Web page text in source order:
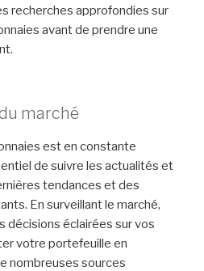
recherches approfondies sur
avant de prendre une
marché
est en constante
de suivre les actualités et
tendances et des
En surveillant le marché,
décisions éclairées sur vos
votre portefeuille en
nombreuses sources